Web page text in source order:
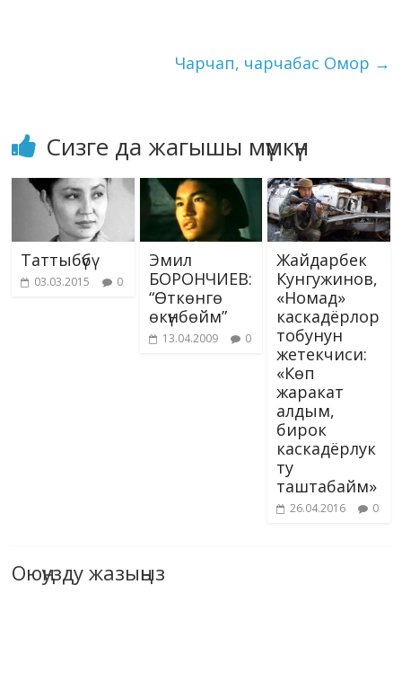
ki
Чарчап, чарчабас Омор →
Сизге да жагышы мүмкүн
Таттыбүбү
03.03.2015 0
Эмил
БОРОНЧИЕВ:
“Өткөнгө
өкүнбөйм”
13.04.2009 0
Жайдарбек
Кунгужинов,
«Номад»
каскадёрлор
тобунун
жетекчиси:
«Көп
жаракат
алдым,
бирок
каскадёрлук
ту
таштабайм»
26.04.2016 0
Оюңузду жазыңыз